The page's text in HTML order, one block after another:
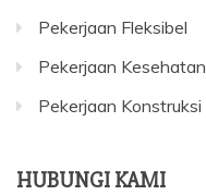
Pekerjaan Fleksibel
Pekerjaan Kesehatan
Pekerjaan Konstruksi
HUBUNGI KAMI